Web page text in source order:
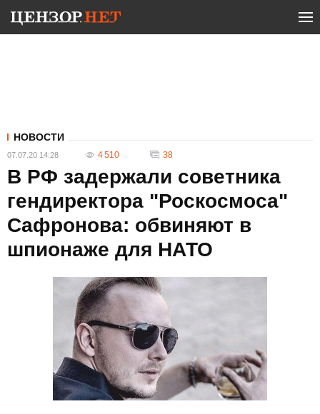
НОВОСТИ
07.07.20 14:28 4 510 38
В РФ задержали советника
гендиректора "Роскосмоса"
Сафронова: обвиняют в
шпионаже для НАТО